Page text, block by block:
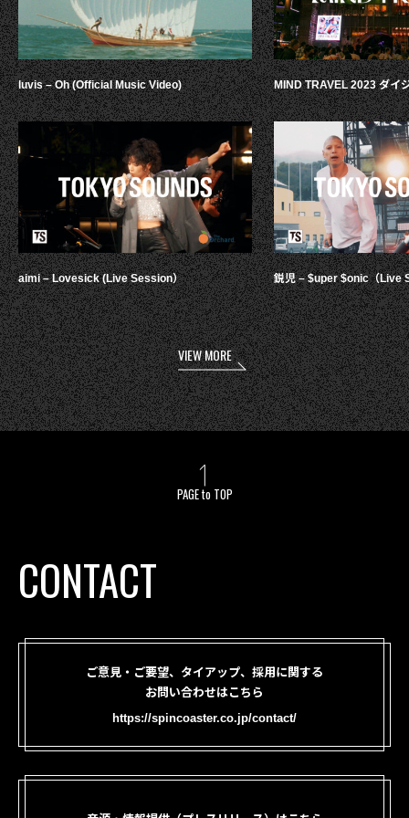
luvis – Oh (Official Music Video)
aimi – Lovesick (Live Session）
MIND TRAVEL 2023 ダイ
鋭児 – $uper $onic（Live
VIEW MORE
PAGE to TOP
CONTACT
ご意見・ご要望、タイアップ、採用に関する
お問い合わせはこちら
https://spincoaster.co.jp/contact/